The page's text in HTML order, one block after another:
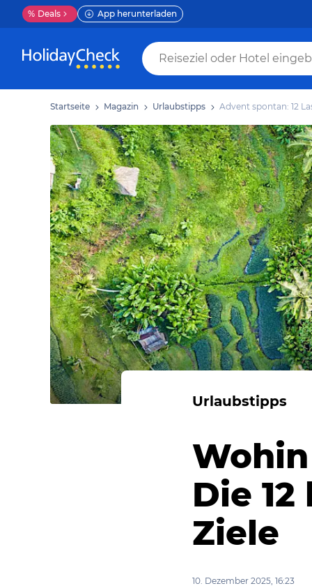
% Deals App herunterladen
Startseite Magazin Urlaubstipps Advent spontan: 12
Urlaubstipps
Die
Ziele
10. Dezember 2025, 16:23